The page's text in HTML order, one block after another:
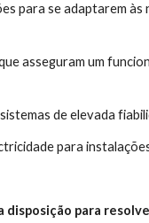
para se adaptarem às
asseguram um
de elevada
para
disposição para